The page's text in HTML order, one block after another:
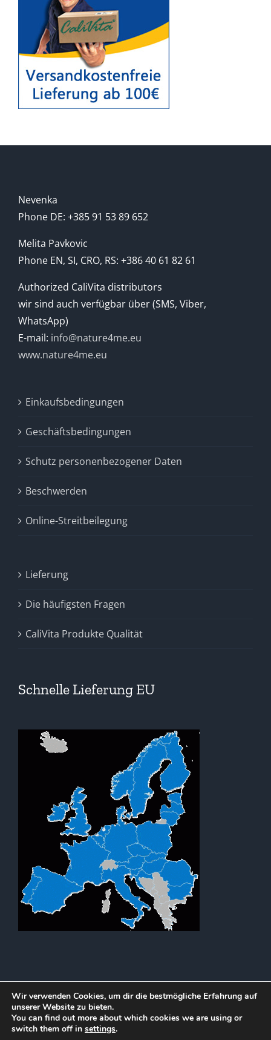
Nevenka
Phone DE: +385 91 53 89 652
Melita Pavkovic
Phone EN, SI, CRO, RS: +386 40 61 82 61
Authorized CaliVita distributors
wir sind auch verfügbar über (SMS, Viber,
WhatsApp)
E-mail: info@nature4me.eu
www.nature4me.eu
Einkaufsbedingungen
Geschäftsbedingungen
Schutz personenbezogener Daten
Beschwerden
Online-Streitbeilegung
Lieferung
Die häufigsten Fragen
CaliVita Produkte Qualität
Schnelle Lieferung EU
Copyright 2012 - 2021 | All Rights Reserved
Wir verwenden Cookies, um dir die bestmögliche Erfahrung auf
unserer Website zu bieten.
You can find out more about which cookies we are using or
switch them off in settings.